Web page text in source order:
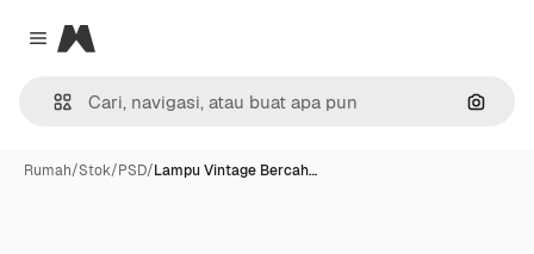
Close menu
Magnific
Rumah/Stok/PSD/Lampu Vintage Bercah…